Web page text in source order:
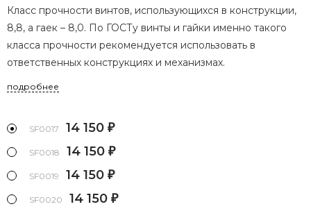
Класс прочности винтов, использующихся в конструкции,
8,8, а гаек – 8,0. По ГОСТу винты и гайки именно такого
класса прочности рекомендуется использовать в
ответственных конструкциях и механизмах.
подробнее
SF0017 14 150 ₽
SF0018 14 150 ₽
SF0019 14 150 ₽
SF0020 14 150 ₽